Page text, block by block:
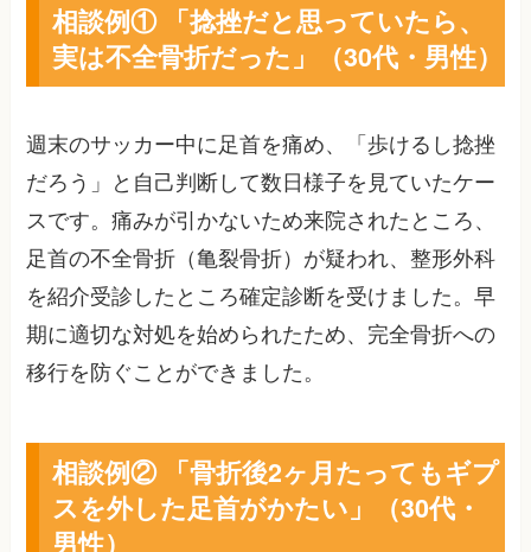
相談例① 「捻挫だと思っていたら、
実は不全骨折だった」（30代・男性）
週末のサッカー中に足首を痛め、「歩けるし捻挫
だろう」と自己判断して数日様子を見ていたケー
スです。痛みが引かないため来院されたところ、
足首の不全骨折（亀裂骨折）が疑われ、整形外科
を紹介受診したところ確定診断を受けました。早
期に適切な対処を始められたため、完全骨折への
移行を防ぐことができました。
相談例② 「骨折後2ヶ月たってもギプ
スを外した足首がかたい」（30代・
男性）